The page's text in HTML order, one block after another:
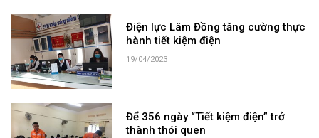
Điện lực Lâm Đồng tăng cường thực
hành tiết kiệm điện
19/04/2023
Để 356 ngày “Tiết kiệm điện” trở
thành thói quen